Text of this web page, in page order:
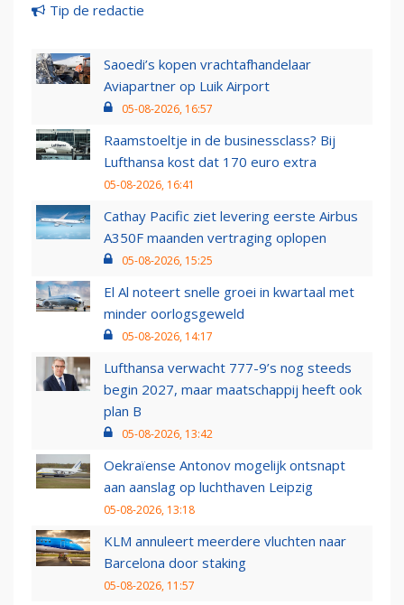
Tip de redactie
Saoedi’s kopen vrachtafhandelaar
Aviapartner op Luik Airport
05-08-2026, 16:57
Raamstoeltje in de businessclass? Bij
Lufthansa kost dat 170 euro extra
05-08-2026, 16:41
Cathay Pacific ziet levering eerste Airbus
A350F maanden vertraging oplopen
05-08-2026, 15:25
El Al noteert snelle groei in kwartaal met
minder oorlogsgeweld
05-08-2026, 14:17
Lufthansa verwacht 777-9’s nog steeds
begin 2027, maar maatschappij heeft ook
plan B
05-08-2026, 13:42
Oekraïense Antonov mogelijk ontsnapt
aan aanslag op luchthaven Leipzig
05-08-2026, 13:18
KLM annuleert meerdere vluchten naar
Barcelona door staking
05-08-2026, 11:57